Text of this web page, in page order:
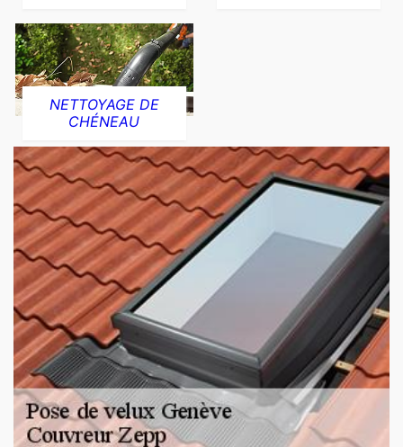
NETTOYAGE DE
CHÉNEAU